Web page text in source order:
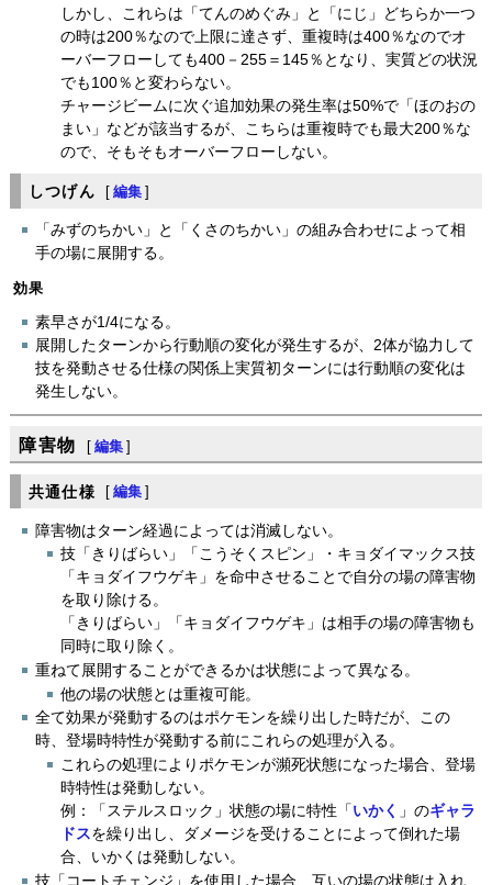
しかし、これらは「てんのめぐみ」と「にじ」どちらか一つ
の時は200％なので上限に達さず、重複時は400％なのでオ
ーバーフローしても400－255＝145％となり、実質どの状況
でも100％と変わらない。
チャージビームに次ぐ追加効果の発生率は50%で「ほのおの
まい」などが該当するが、こちらは重複時でも最大200％な
ので、そもそもオーバーフローしない。
しつげん [ 編集 ]
「みずのちかい」と「くさのちかい」の組み合わせによって相
手の場に展開する。
効果
素早さが1/4になる。
展開したターンから行動順の変化が発生するが、2体が協力して
技を発動させる仕様の関係上実質初ターンには行動順の変化は
発生しない。
障害物 [ 編集 ]
共通仕様 [ 編集 ]
障害物はターン経過によっては消滅しない。
技「きりばらい」「こうそくスピン」・キョダイマックス技
「キョダイフウゲキ」を命中させることで自分の場の障害物
を取り除ける。
「きりばらい」「キョダイフウゲキ」は相手の場の障害物も
同時に取り除く。
重ねて展開することができるかは状態によって異なる。
他の場の状態とは重複可能。
全て効果が発動するのはポケモンを繰り出した時だが、この
時、登場時特性が発動する前にこれらの処理が入る。
これらの処理によりポケモンが瀕死状態になった場合、登場
時特性は発動しない。
例：「ステルスロック」状態の場に特性「 いかく 」のギャラ
ドスを繰り出し、ダメージを受けることによって倒れた場
合、いかくは発動しない。
技「コートチェンジ」を使用した場合、互いの場の状態は入れ